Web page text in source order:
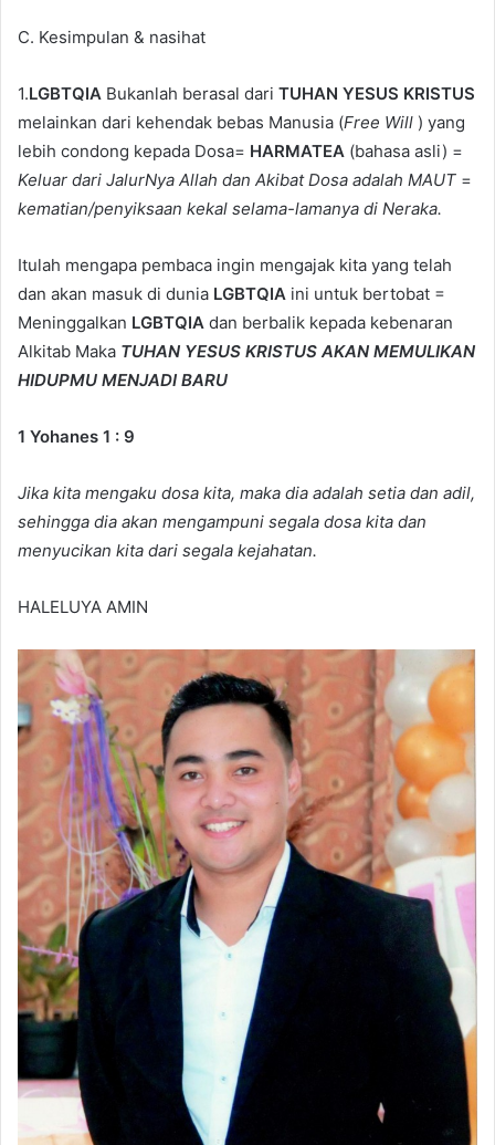
C. Kesimpulan & nasihat
1.LGBTQIA Bukanlah berasal dari TUHAN YESUS KRISTUS
melainkan dari kehendak bebas Manusia (Free Will ) yang
lebih condong kepada Dosa= HARMATEA (bahasa asli) =
Keluar dari JalurNya Allah dan Akibat Dosa adalah MAUT =
kematian/penyiksaan kekal selama-lamanya di Neraka.
Itulah mengapa pembaca ingin mengajak kita yang telah
dan akan masuk di dunia LGBTQIA ini untuk bertobat =
Meninggalkan LGBTQIA dan berbalik kepada kebenaran
Alkitab Maka TUHAN YESUS KRISTUS AKAN MEMULIKAN
HIDUPMU MENJADI BARU
1 Yohanes 1 : 9
Jika kita mengaku dosa kita, maka dia adalah setia dan adil,
sehingga dia akan mengampuni segala dosa kita dan
menyucikan kita dari segala kejahatan.
HALELUYA AMIN